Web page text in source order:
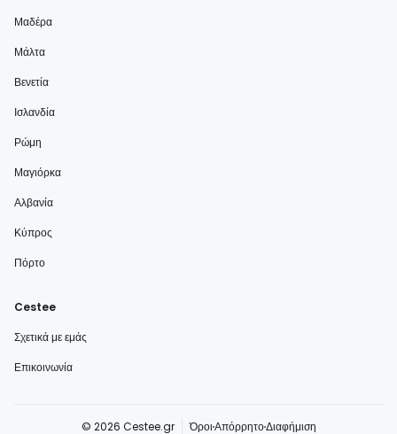
Μαδέρα
Μάλτα
Βενετία
Ισλανδία
Ρώμη
Μαγιόρκα
Αλβανία
Κύπρος
Πόρτο
Cestee
Σχετικά με εμάς
Επικοινωνία
© 2026 Cestee.gr ΌροιΑπόρρητοΔιαφήμιση